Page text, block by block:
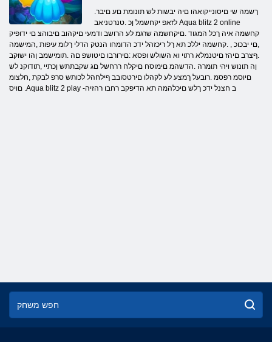
.ךשמה שי םיסונייקואהו םיה יבשות לש תונומת םע םיבר
לזאפ יקחשמל ןכ .טנרטניאב Aqua blitz 2 online
קחשמה איה ךכל המגוד .םיקחשמה שרגמ לע הרושב ודמעי םיקהוב םיבוהצ םי ידופיק
,םי יבכוכ , .קחשמה יללכ תא ךל ריכזהל ידכ הדומחו הנטק הדלי ךלומ עיפות ,המישמה
.ףצרב םיהז םיטנמלא רתוי וא השולש ופסא :םירורבו םיטושפ םה .תומישמב ןהו ישוקב
ןה תונוש ויהי תומרה .הדשהמ םימוסח םיקלח ררחשל םג שקבתתש ןכתיי ,תודוקנ לש
םיוסמ רפסמ .רובעל ךמצע לע לקהלו םירטסובב ףילחהל לכותש סרפ לבקת ,חלצומ
םויס .Aqua blitz 2 play -ב חצנל ידכ ךלש םיכלהמה תא הדיפקב רחבו רהזיה